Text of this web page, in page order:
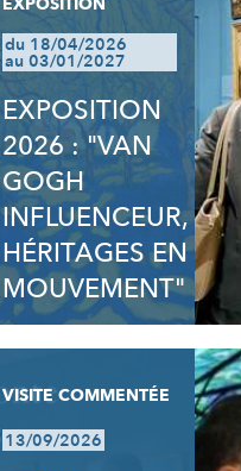
du 18/04/2026
au 03/01/2027
EXPOSITION
2026 : "VAN
GOGH
INFLUENCEUR,
HÉRITAGES EN
MOUVEMENT"
VISITE COMMENTÉE
13/09/2026